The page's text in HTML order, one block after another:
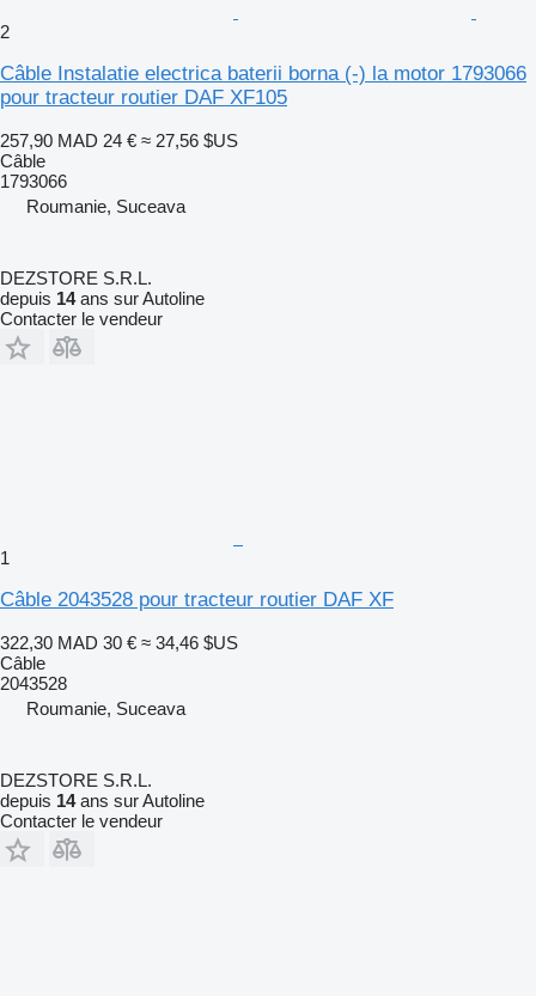
2
Câble Instalatie electrica baterii borna (-) la motor 1793066
pour tracteur routier DAF XF105
257,90 MAD 24 € ≈ 27,56 $US
Câble
1793066
Roumanie, Suceava
DEZSTORE S.R.L.
depuis 14ans sur Autoline
Contacter le vendeur
1
Câble 2043528 pour tracteur routier DAF XF
322,30 MAD 30 € ≈ 34,46 $US
Câble
2043528
Roumanie, Suceava
DEZSTORE S.R.L.
depuis 14ans sur Autoline
Contacter le vendeur